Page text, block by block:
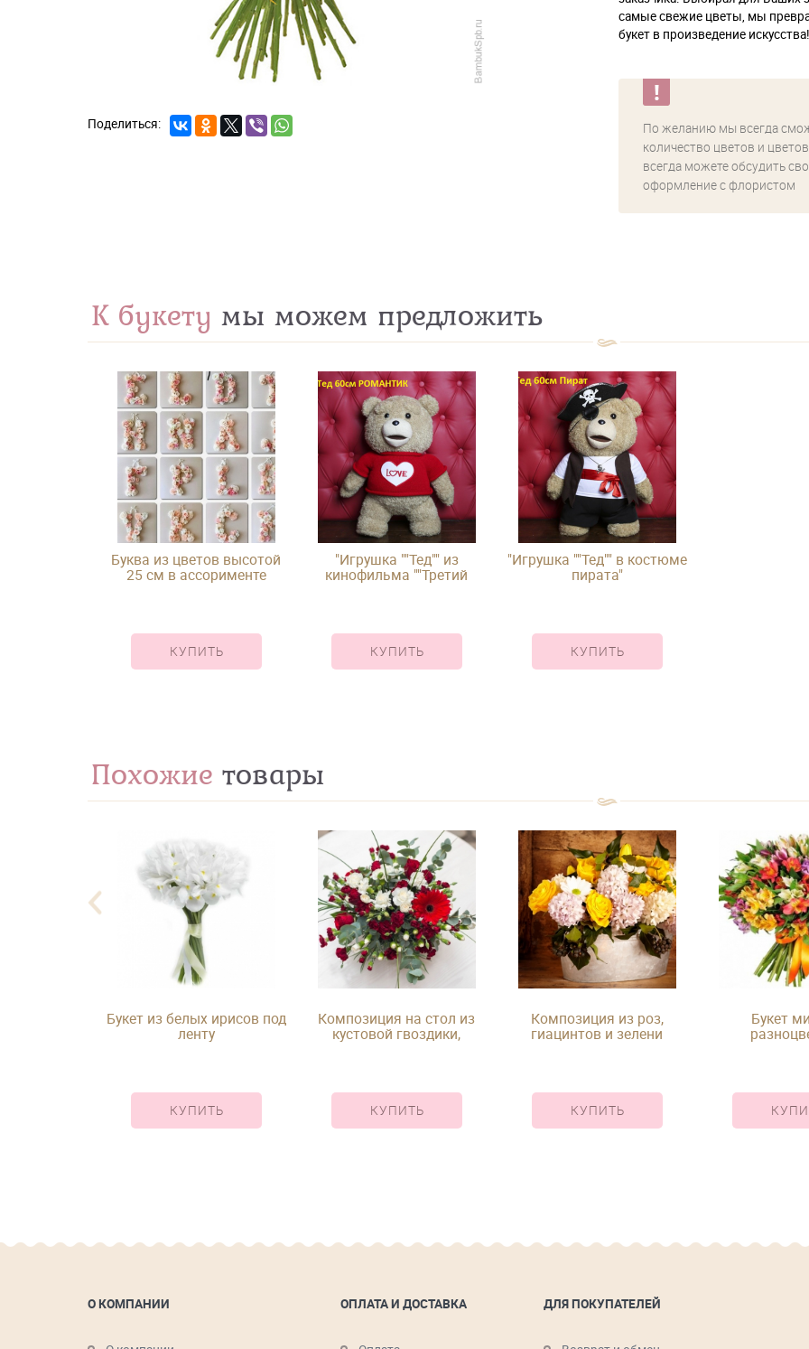
самые свежие цветы, мы
букет в произведение искусства!
По желанию мы всегда
количество цветов и
всегда можете обсудить
оформление с флористом
К букету мы можем предложить
Буква из цветов высотой
25 см в ассорименте
КУПИТЬ
"Игрушка ""Тед"" из
кинофильма ""Третий
КУПИТЬ
"Игрушка ""Тед"" в костюме
пирата"
КУПИТЬ
Похожие товары
Букет из белых ирисов под
ленту
КУПИТЬ
Композиция на стол из
кустовой гвоздики,
КУПИТЬ
Композиция из роз,
гиацинтов и зелени
КУПИТЬ
Букет
О КОМПАНИИ ОПЛАТА И ДОСТАВКА ДЛЯ ПОКУПАТЕЛЕЙ